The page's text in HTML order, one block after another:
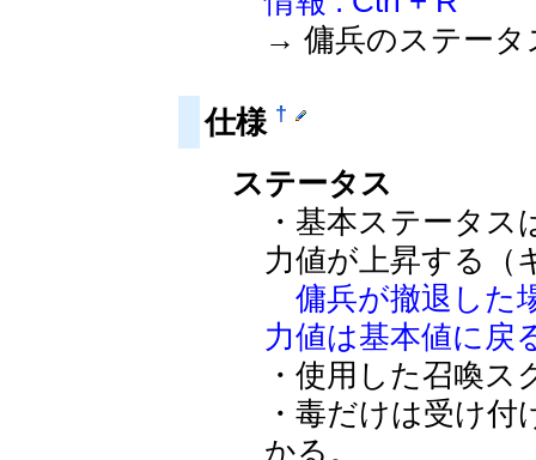
→ 傭兵のステー
仕様 †
ステータス
・基本ステータ
力値が上昇する（
傭兵が撤退した
力値は基本値に戻
・使用した召喚
・毒だけは受け
かる。